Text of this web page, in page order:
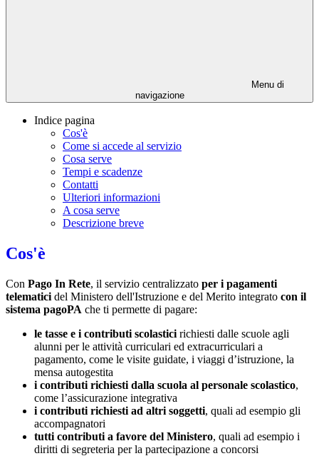
Menu di
navigazione
Indice pagina
Cos'è
Come si accede al servizio
Cosa serve
Tempi e scadenze
Contatti
Ulteriori informazioni
A cosa serve
Descrizione breve
Cos'è
Con Pago In Rete, il servizio centralizzato per i pagamenti
telematici del Ministero dell'Istruzione e del Merito integrato con il
sistema pagoPA che ti permette di pagare:
le tasse e i contributi scolastici richiesti dalle scuole agli
alunni per le attività curriculari ed extracurriculari a
pagamento, come le visite guidate, i viaggi d’istruzione, la
mensa autogestita
i contributi richiesti dalla scuola al personale scolastico,
come l’assicurazione integrativa
i contributi richiesti ad altri soggetti, quali ad esempio gli
accompagnatori
tutti contributi a favore del Ministero, quali ad esempio i
diritti di segreteria per la partecipazione a concorsi